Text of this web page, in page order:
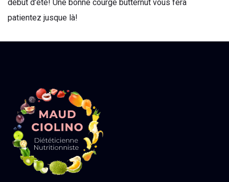
début d’été! Une bonne courge butternut vous fera
patientez jusque là!